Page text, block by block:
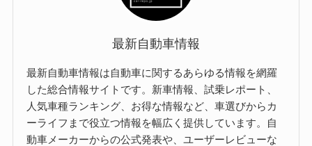
最新自動車情報
最新自動車情報は自動車に関するあらゆる情報を網羅
した総合情報サイトです。新車情報、試乗レポート、
人気車種ランキング、お得な情報など、車選びからカ
ーライフまで役立つ情報を幅広く提供しています。自
動車メーカーからの公式発表や、ユーザーレビューな